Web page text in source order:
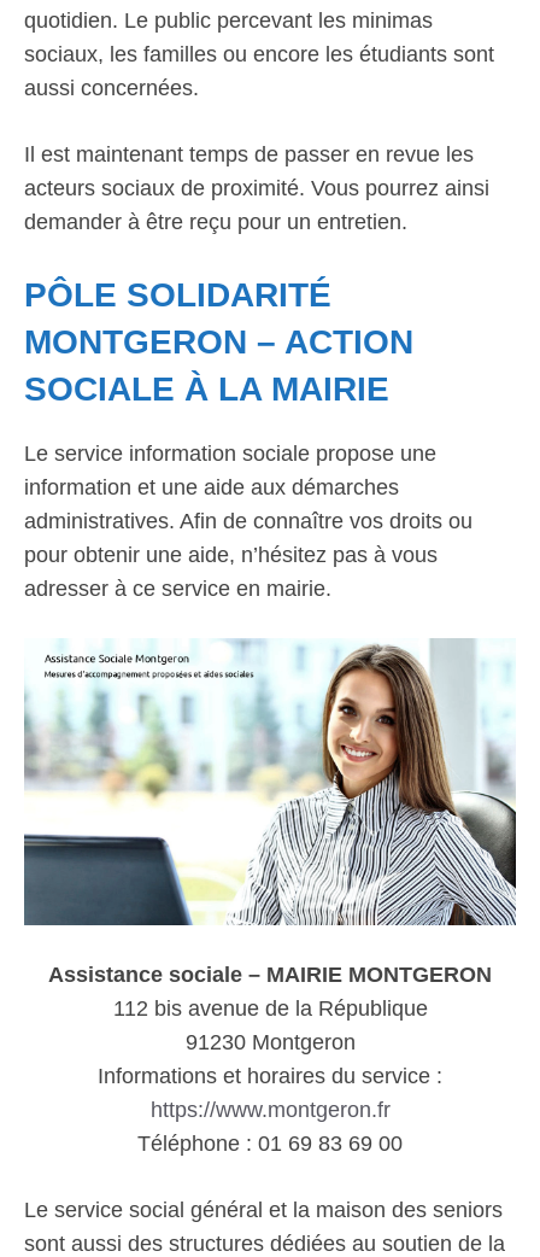
quotidien. Le public percevant les minimas
sociaux, les familles ou encore les étudiants sont
aussi concernées.
Il est maintenant temps de passer en revue les
acteurs sociaux de proximité. Vous pourrez ainsi
demander à être reçu pour un entretien.
PÔLE SOLIDARITÉ
MONTGERON – ACTION
SOCIALE À LA MAIRIE
Le service information sociale propose une
information et une aide aux démarches
administratives. Afin de connaître vos droits ou
pour obtenir une aide, n’hésitez pas à vous
adresser à ce service en mairie.
Assistance sociale – MAIRIE MONTGERON
112 bis avenue de la République
91230 Montgeron
Informations et horaires du service :
https://www.montgeron.fr
Téléphone : 01 69 83 69 00
Le service social général et la maison des seniors
sont aussi des structures dédiées au soutien de la